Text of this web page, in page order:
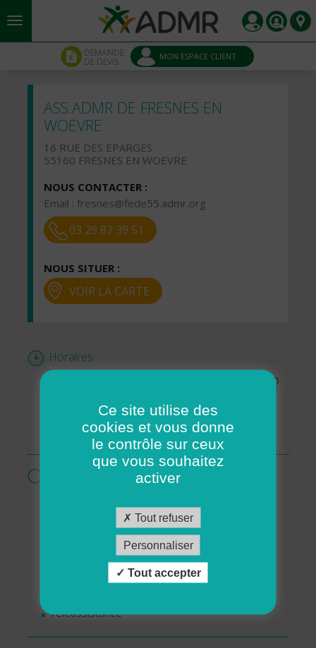
Aller au contenu principal
DEMANDE
DE DEVIS MON ESPACE CLIENT
ASS.ADMR DE FRESNES EN
WOEVRE
16 RUE DES EPARGES
55160 FRESNES EN WOEVRE
NOUS CONTACTER :
Email : fresnes@fede55.admr.org
03 29 87 39 51
NOUS SITUER :
VOIR LA CARTE
Horaires
Mardi : De 09h00 à 12h30 et de 13h00 à 16h30
Vendredi : De 09h00 à 12h30 et de 13h00 à
Services proposés par cette association
Ménage - Repassage
Services pour personnes en situation de
Services pour séniors
Téléassistance
Panneau de gestion des cookies
Ce site utilise des
cookies et vous donne
le contrôle sur ceux
que vous souhaitez
activer
Tout refuser
Personnaliser
Tout accepter